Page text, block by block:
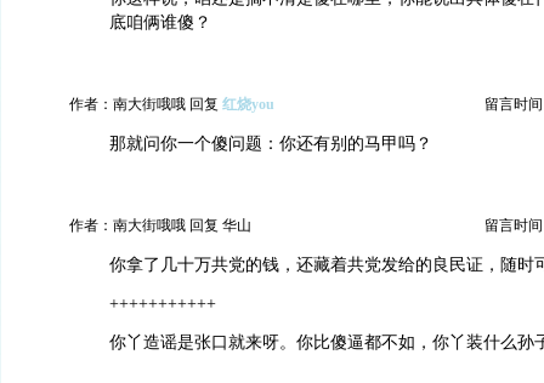
底咱俩谁傻？
作者：南大街哦哦 回复 红烧you 留言时间
那就问你一个傻问题：你还有别的马甲吗？
作者：南大街哦哦 回复 华山 留言时间
你拿了几十万共党的钱，还藏着共党发给的良民证，随时
+++++++++++
你丫造谣是张口就来呀。你比傻逼都不如，你丫装什么孙